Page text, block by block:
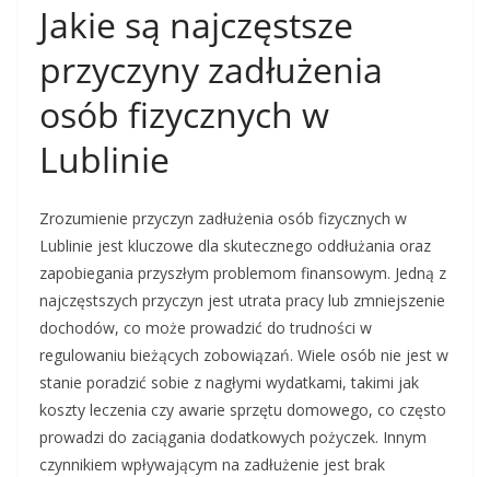
Jakie są najczęstsze
przyczyny zadłużenia
osób fizycznych w
Lublinie
Zrozumienie przyczyn zadłużenia osób fizycznych w
Lublinie jest kluczowe dla skutecznego oddłużania oraz
zapobiegania przyszłym problemom finansowym. Jedną z
najczęstszych przyczyn jest utrata pracy lub zmniejszenie
dochodów, co może prowadzić do trudności w
regulowaniu bieżących zobowiązań. Wiele osób nie jest w
stanie poradzić sobie z nagłymi wydatkami, takimi jak
koszty leczenia czy awarie sprzętu domowego, co często
prowadzi do zaciągania dodatkowych pożyczek. Innym
czynnikiem wpływającym na zadłużenie jest brak